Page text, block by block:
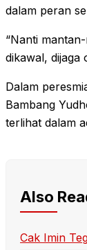
dalam peran
“Nanti
dikawal, dijaga
Dalam
Bambang
terlihat dalam
Also
Cak Imin